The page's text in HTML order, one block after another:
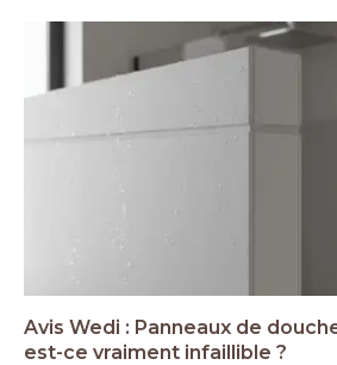
Avis Wedi : Panneaux de
est-ce vraiment infaillible ?